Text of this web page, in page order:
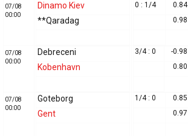
07/08
00:00
Dinamo Kiev
**Qaradag
0 : 1/4
0.84
0.98
07/08
00:00
Debreceni
Kobenhavn
3/4 : 0
-0.98
0.80
07/08
00:00
Goteborg
Gent
1/4 : 0
0.85
0.97